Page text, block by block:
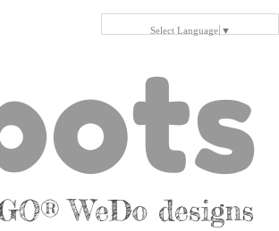
Select Language ▼